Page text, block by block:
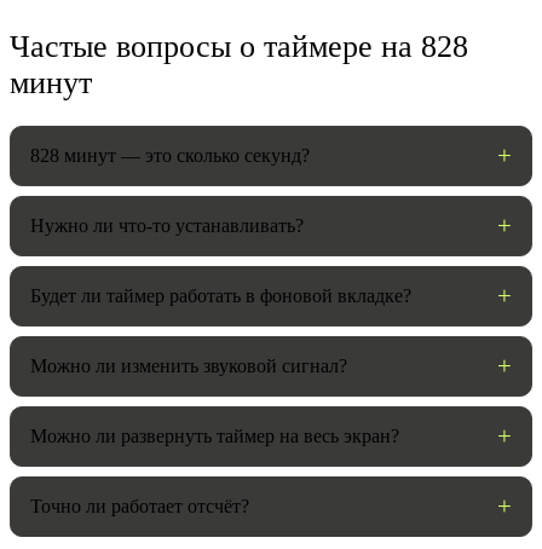
НАСТРОЙКИ
Звуки:
Громкость:
Частые вопросы о таймере на 828
минут
828 минут — это сколько секунд?
Нужно ли что-то устанавливать?
Будет ли таймер работать в фоновой вкладке?
Можно ли изменить звуковой сигнал?
Можно ли развернуть таймер на весь экран?
Точно ли работает отсчёт?